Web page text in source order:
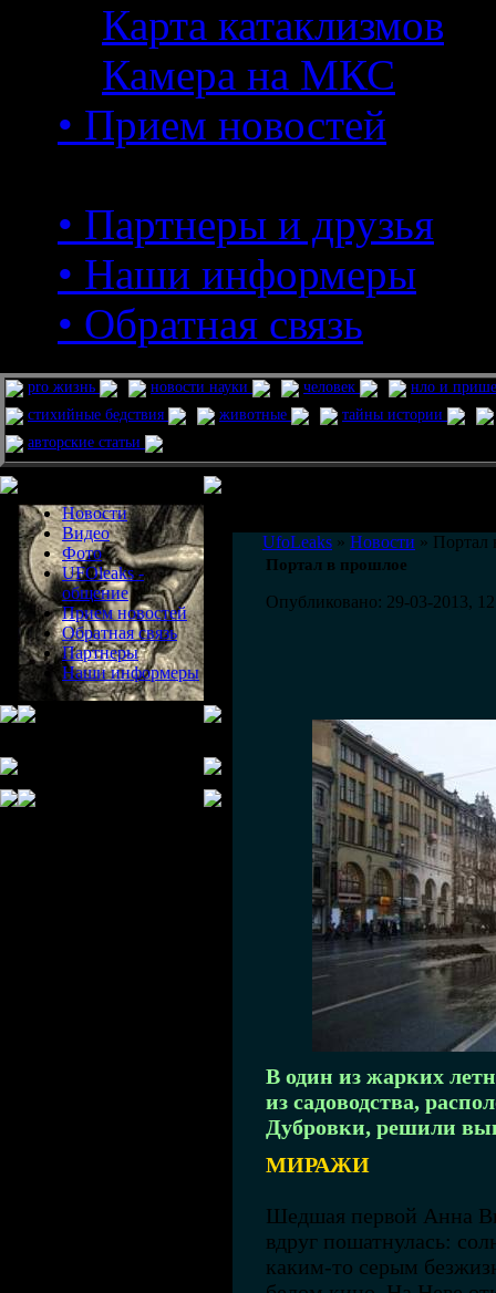
Карта катаклизмов
Камера на МКС
• Прием новостей
• Партнеры и друзья
• Наши информеры
• Обратная связь
pro жизнь новости науки человек
нло и
стихийные бедствия
животные
тайны истории
авторские статьи
Новости
Видео
Фото
UFOleaks -
общение
Прием новостей
Обратная связь
Партнеры
Наши информеры
UfoLeaks » Новости » Портал
Портал в прошлое
Опубликовано: 29-03-2013,
В один из жарких
из садоводства,
Дубровки, решили
МИРАЖИ
Шедшая первой Анна
вдруг пошатнулась:
каким-то серым